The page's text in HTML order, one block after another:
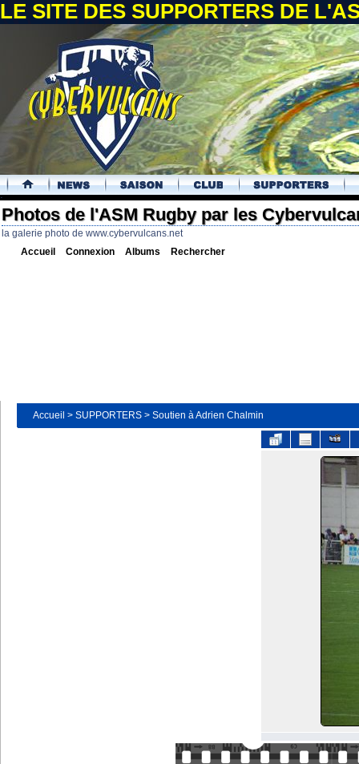
LE SITE DES SUPPORTERS DE
.
Photos de l'ASM Rugby par les
la galerie photo de www.cybervulcans.net
Accueil Connexion Albums Rechercher
Accueil > SUPPORTERS > Soutien à Adrien Chalmin